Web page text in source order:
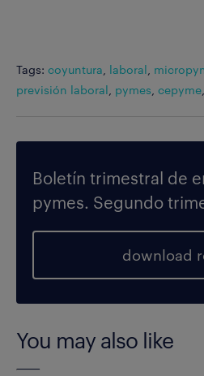
Tags: coyuntura laboral
previsión laboral pymes cepyme
Boletín trimestral de
pymes. Segundo
download
You may also like